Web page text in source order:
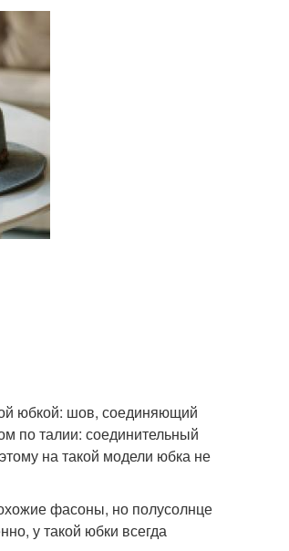
юбкой: шов, соединяющий
по талии: соединительный
на такой модели юбка не
фасоны, но полусолнце
у такой юбки всегда